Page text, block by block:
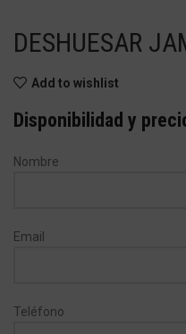
DESHUESAR
Add to wishlist
Disponibilidad y
Nombre
Email
Teléfono